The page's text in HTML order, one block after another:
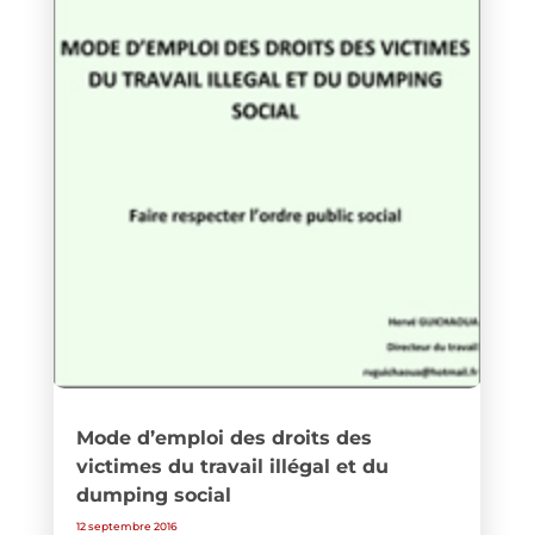
Mode d’emploi des droits des
victimes du travail illégal et du
dumping social
12 septembre 2016